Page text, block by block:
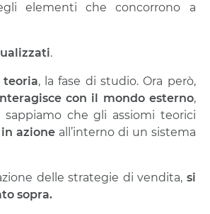
elementi che concorrono a
.
teoria, la fase di studio. Ora però,
con il mondo esterno,
che gli assiomi teorici
in azioneall’interno di un sistema
delle strategie di vendita, si
sopra.